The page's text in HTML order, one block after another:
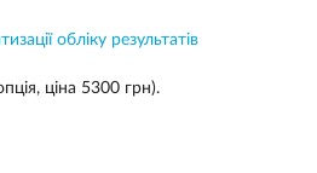
обліку результатів
ціна 5300 грн).